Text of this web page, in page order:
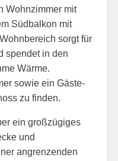
Wohnzimmer mit
Südbalkon mit
sorgt für
spendet in den
Wärme.
sowie ein Gäste-
zu finden.
ein großzügiges
und
angrenzenden